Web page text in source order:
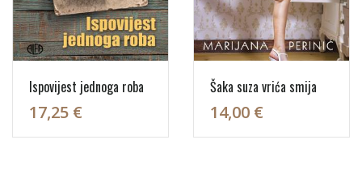
Ispovijest jednoga roba
17,25 €
Šaka suza vrića smija
14,00 €